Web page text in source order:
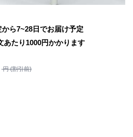
ら7~28日でお届け予定
あたり 1000円かかります
円 (割引前)